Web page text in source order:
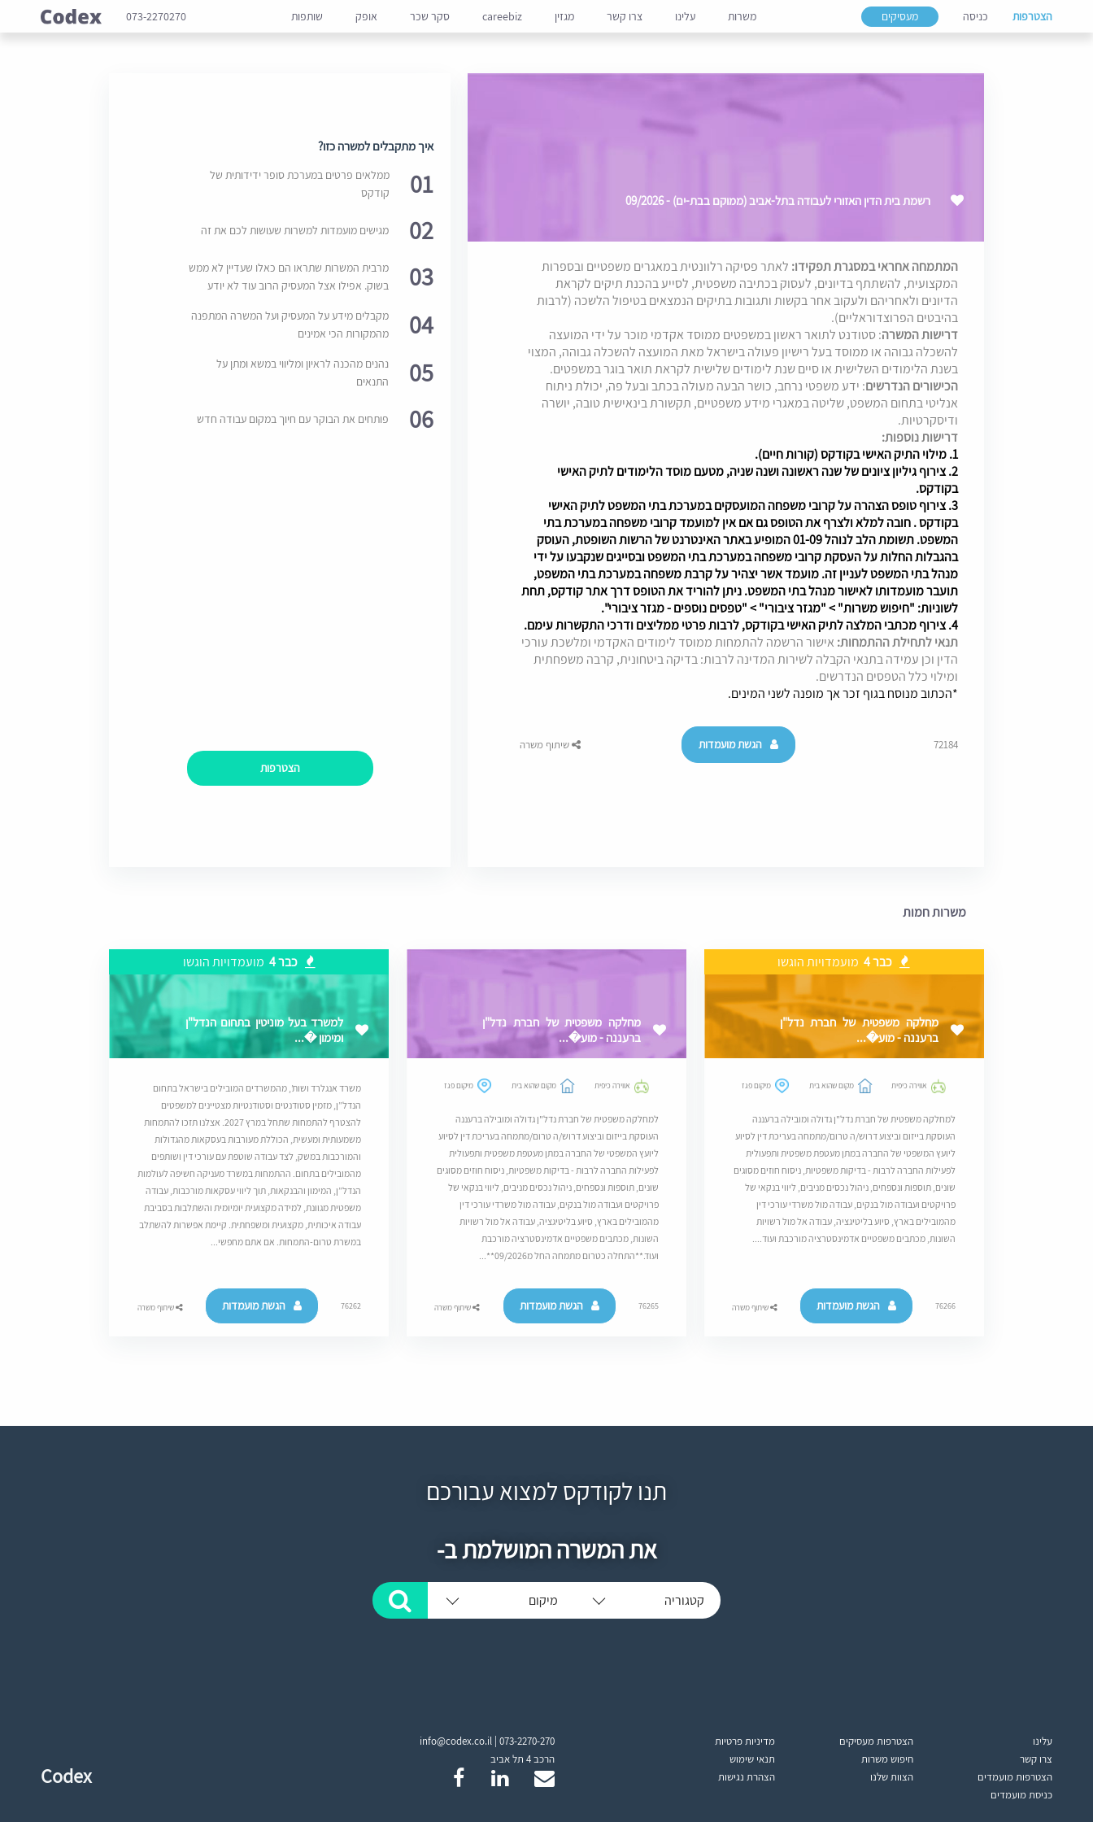
הצטרפות כניסה מעסיקים משרות עלינו צרו קשר מגזין careebiz סקר שכר אופק שותפות 073-2270270
רשמת בית הדין האזורי לעבודה בתל-אביב (ממוקם בבת-ים) - 09/2026
המתמחה אחראי במסגרת תפקידו: לאתר פסיקה רלוונטית במאגרים משפטיים ובספרות
המקצועית, להשתתף בדיונים, לעסוק בכתיבה משפטית, לסייע בהכנת תיקים לקראת
הדיונים ולאחריהם ולעקוב אחר בקשות ותגובות בתיקים הנמצאים בטיפול הלשכה (לרבות
בהיבטים הפרוצדוראליים).
דרישות המשרה: סטודנט לתואר ראשון במשפטים ממוסד אקדמי מוכר על ידי המועצה
להשכלה גבוהה או ממוסד בעל רישיון פעולה בישראל מאת המועצה להשכלה גבוהה, המצוי
בשנת הלימודים השלישית או סיים שנת לימודים שלישית לקראת תואר בוגר במשפטים.
הכישורים הנדרשים: ידע משפטי נרחב, כושר הבעה מעולה בכתב ובעל פה, יכולת ניתוח
אנליטי בתחום המשפט, שליטה במאגרי מידע משפטיים, תקשורת בינאישית טובה, יושרה
ודיסקרטיות.
דרישות נוספות:
1. מילוי התיק האישי בקודקס (קורות חיים).
2. צירוף גיליון ציונים של שנה ראשונה ושנה שניה, מטעם מוסד הלימודים לתיק האישי
בקודקס.
3. צירוף טופס הצהרה על קרובי משפחה המועסקים במערכת בתי המשפט לתיק האישי
בקודקס . חובה למלא ולצרף את הטופס גם אם אין למועמד קרובי משפחה במערכת בתי
המשפט. תשומת הלב לנוהל 01-09 המופיע באתר האינטרנט של הרשות השופטת, העוסק
בהגבלות החלות על העסקת קרובי משפחה במערכת בתי המשפט ובסייגים שנקבעו על ידי
מנהל בתי המשפט לעניין זה. מועמד אשר יצהיר על קרבת משפחה במערכת בתי המשפט,
תועבר מועמדותו לאישור מנהל בתי המשפט. ניתן להוריד את הטופס דרך אתר קודקס, תחת
לשוניות: "חיפוש משרות" > "מגזר ציבורי" > "טפסים נוספים - מגזר ציבורי".
4. צירוף מכתבי המלצה לתיק האישי בקודקס, לרבות פרטי ממליצים ודרכי התקשרות עימם.
תנאי לתחילת ההתמחות: אישור הרשמה להתמחות ממוסד לימודים האקדמי ומלשכת עורכי
הדין וכן עמידה בתנאי הקבלה לשירות המדינה לרבות: בדיקה ביטחונית, קרבה משפחתית
ומילוי כלל הטפסים הנדרשים.
*הכתוב מנוסח בגוף זכר אך מופנה לשני המינים.
72184 הגשת מועמדות שיתוף משרה
איך מתקבלים למשרה כזו?
01
ממלאים פרטים במערכת סופר ידידותית של
קודקס
02 מגישים מועמדות למשרות שעושות לכם את זה
03
מרבית המשרות שתראו הם כאלו שעדיין לא ממש
בשוק. אפילו אצל המעסיק הרוב עוד לא יודע
04
מקבלים מידע על המעסיק ועל המשרה המתפנה
מהמקורות הכי אמינים
05
נהנים מהכנה לראיון ומליווי במשא ומתן על
התנאים
06 פותחים את הבוקר עם חיוך במקום עבודה חדש
הצטרפות
משרות חמות
כבר 4 מועמדויות הוגשו
מחלקה משפטית של חברת נדל"ן
ברעננה - מוע�...
אווירה כיפית מקום שהוא בית מיקום פגז
למחלקה משפטית של חברת נדל"ן גדולה ומובילה ברעננה
העוסקת בייזום וביצוע דרוש/ה טרום/מתמחה בעריכת דין לסיוע
ליועץ המשפטי של החברה במתן מעטפת משפטית ותפעולית
לפעילות החברה לרבות - בדיקות משפטיות, ניסוח חוזים מסוגים
שונים, תוספות ונספחים, ניהול נכסים מניבים, ליווי בנקאי של
פרויקטים ועבודה מול בנקים, עבודה מול משרדי עורכי דין
מהמובילים בארץ, סיוע בליטיגציה, עבודה אל מול רשויות
השונות, מכתבים משפטיים אדמינסטרציה מורכבת ועוד....
76266 הגשת מועמדות שיתוף משרה
מחלקה משפטית של חברת נדל"ן
ברעננה - מוע�...
אווירה כיפית מקום שהוא בית מיקום פגז
למחלקה משפטית של חברת נדל"ן גדולה ומובילה ברעננה
העוסקת בייזום וביצוע דרוש/ה טרום/מתמחה בעריכת דין לסיוע
ליועץ המשפטי של החברה במתן מעטפת משפטית ותפעולית
לפעילות החברה לרבות - בדיקות משפטיות, ניסוח חוזים מסוגים
שונים, תוספות ונספחים, ניהול נכסים מניבים, ליווי בנקאי של
פרויקטים ועבודה מול בנקים, עבודה מול משרדי עורכי דין
מהמובילים בארץ, סיוע בליטיגציה, עבודה אל מול רשויות
השונות, מכתבים משפטיים אדמינסטרציה מורכבת
ועוד.**התחלה כטרום מתמחה החל מ09/2026**...
76265 הגשת מועמדות שיתוף משרה
כבר 4 מועמדויות הוגשו
למשרד בעל מוניטין בתחום הנדל"ן
ומימון �...
משרד אנגלרד ושות’, מהמשרדים המובילים בישראל בתחום
הנדל”ן, מזמין סטודנטים וסטודנטיות מצטיינים למשפטים
להצטרף להתמחות שתחל במרץ 2027. אצלנו תזכו להתמחות
משמעותית ומעשית, הכוללת מעורבות בעסקאות מהגדולות
והמורכבות במשק, לצד עבודה שוטפת עם עורכי דין ושותפים
מהמובילים בתחום. ההתמחות במשרד מעניקה חשיפה לעולמות
הנדל”ן, המימון והבנקאות, תוך ליווי עסקאות מורכבות, עבודה
משפטית מגוונת, למידה מקצועית יומיומית והשתלבות בסביבת
עבודה איכותית, מקצועית ומשפחתית. קיימת אפשרות להשתלב
במשרת טרום-התמחות. אם אתם מחפשי...
76262 הגשת מועמדות שיתוף משרה
תנו לקודקס למצוא עבורכם
את המשרה המושלמת ב-
קטגוריה מיקום
עלינו
צרו קשר
הצטרפות מועמדים
כניסת מועמדים
הצטרפות מעסיקים
חיפוש משרות
הצוות שלנו
מדיניות פרטיות
תנאי שימוש
הצהרת נגישות
info@codex.co.il | 073-2270-270
הרכב 4 תל אביב
Codex